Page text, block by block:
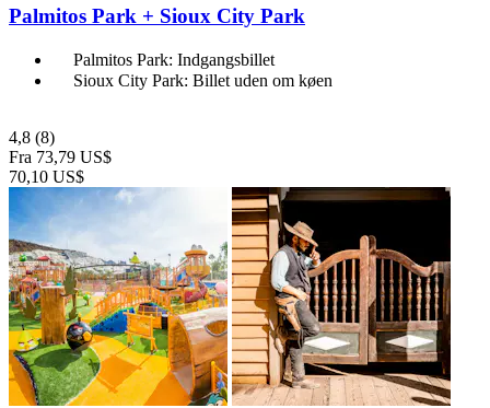
Palmitos Park + Sioux City Park
Palmitos Park: Indgangsbillet
Sioux City Park: Billet uden om køen
4,8 (8)
Fra 73,79 US$
70,10 US$